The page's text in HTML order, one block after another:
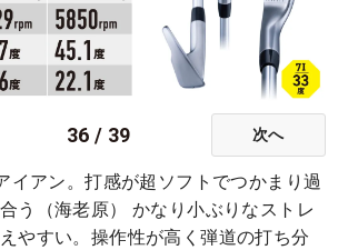
36 / 39 次へ
イアン。打感が超ソフトでつかまり過
う（海老原） かなり小ぶりなストレ
やすい。操作性が高く弾道の打ち分